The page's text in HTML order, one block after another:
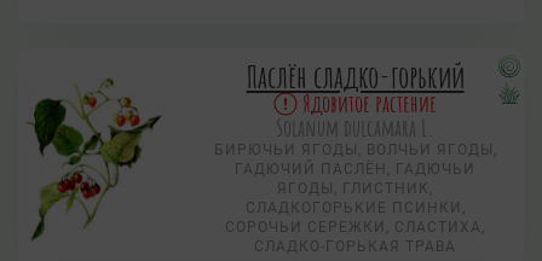
Паслён сладко-горький
Ядовитое растение
Solanum dulcamara L.
БИРЮЧЬИ ЯГОДЫ, ВОЛЧЬИ ЯГОДЫ,
ГАДЮЧИЙ ПАСЛЁН, ГАДЮЧЬИ
ЯГОДЫ, ГЛИСТНИК,
СЛАДКОГОРЬКИЕ ПСИНКИ,
СОРОЧЬИ СЕРЕЖКИ, СЛАСТИХА,
СЛАДКО-ГОРЬКАЯ ТРАВА